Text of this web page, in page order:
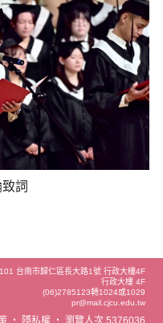
詞
台南市歸仁區長大路1號 行政大樓4F
行政大樓 4F
(06)2785123轉1024或1029
pr@mail.cjcu.edu.tw
‧ 隱私權 ‧ 瀏覽人次 5376036